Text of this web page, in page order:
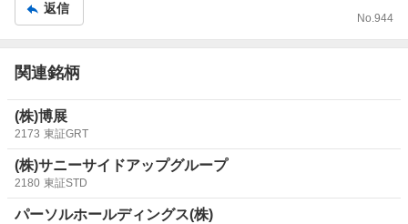
返信
No. 944
関連銘柄
(株)博展
2173 東証GRT
(株)サニーサイドアップグループ
2180 東証STD
パーソルホールディングス(株)